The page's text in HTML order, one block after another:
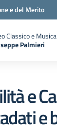
e del Merito
Classico e
Palmieri
e
e